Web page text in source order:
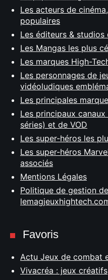
Les acteurs de
populaires
Les éditeurs &
Les Mangas les plus
Les marques High-
Les personnages de
vidéoludiques
Les principales
Les principaux
séries) et de VOD
Les super-héros les
Les super-héros
associés
Mentions Légales
Politique de gestion
Favoris
Actu Jeux de combat
Vivacréa : jeux créatifs